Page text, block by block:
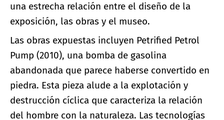
una estrecha relación entre el diseño de la
exposición, las obras y el museo.
Las obras expuestas incluyen Petrified Petrol
Pump (2010), una bomba de gasolina
abandonada que parece haberse convertido en
piedra. Esta pieza alude a la explotación y
destrucción cíclica que caracteriza la relación
del hombre con la naturaleza. Las tecnologías